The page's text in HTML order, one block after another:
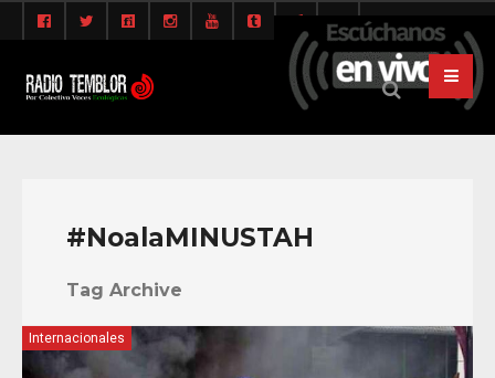
#NoalaMINUSTAH
Tag Archive
Internacionales